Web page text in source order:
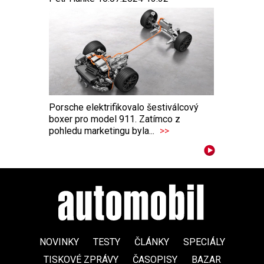
Porsche elektrifikovalo šestiválcový
boxer pro model 911. Zatímco z
pohledu marketingu byla... >>
NOVINKY TESTY ČLÁNKY
SPECIÁLY
TISKOVÉ ZPRÁVY
ČASOPISY BAZAR